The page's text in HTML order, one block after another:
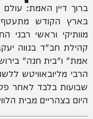
ברוך דיין האמת:
בארץ הקודש
מוותיקי וראשי
קהילת חב"ד בנווה
אמת" ו"בית חנה"
הרבי מליובאוויטש
שבועות בלבד לאחר
היום בצהריים מבית